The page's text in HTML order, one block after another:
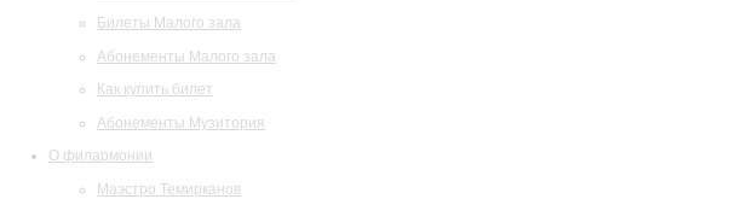
Билеты Малого зала
Абонементы Малого зала
Как купить билет
Абонементы Музитория
О филармонии
Маэстро Темирканов